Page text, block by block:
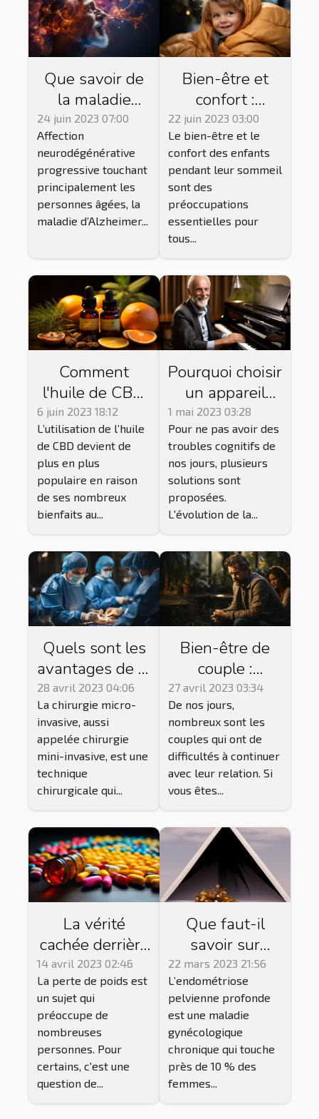
Que savoir de
la maladie
d'Alzheimer et
des traitements
disponibles ?
24 juin 2023 07:00
Affection
neurodégénérative
progressive touchant
principalement les
personnes âgées, la
maladie d’Alzheimer...
Bien-être et
confort :
l'importance de
la gigoteuse
pour votre
enfant et
jusqu'à quel
âge l'utiliser
22 juin 2023 03:00
Le bien-être et le
confort des enfants
pendant leur sommeil
sont des
préoccupations
essentielles pour
tous...
Comment
l'huile de CBD
pure peut-elle
améliorer votre
bien-être ?
6 juin 2023 18:12
L’utilisation de l’huile
de CBD devient de
plus en plus
populaire en raison
de ses nombreux
bienfaits au...
Pourquoi choisir
un appareil
auditif ou une
aide auditive ?
1 mai 2023 03:28
Pour ne pas avoir des
troubles cognitifs de
nos jours, plusieurs
solutions sont
proposées.
L'évolution de la...
Quels sont les
avantages de la
chirurgie micro-
invasive par
rapport aux
techniques
chirurgicales
traditionnelles
?
28 avril 2023 04:06
La chirurgie micro-
invasive, aussi
appelée chirurgie
mini-invasive, est une
technique
chirurgicale qui...
Bien-être de
couple :
pourquoi suivre
une thérapie ?
27 avril 2023 03:34
De nos jours,
nombreux sont les
couples qui ont de
difficultés à continuer
avec leur relation. Si
vous êtes...
La vérité
cachée derrière
les
médicaments
pour maigrir
14 avril 2023 02:46
La perte de poids est
un sujet qui
préoccupe de
nombreuses
personnes. Pour
certains, c'est une
question de...
Que faut-il
savoir sur
l’endométriose
et comment la
soigner ?
22 mars 2023 21:56
L’endométriose
pelvienne profonde
est une maladie
gynécologique
chronique qui touche
près de 10 % des
femmes...